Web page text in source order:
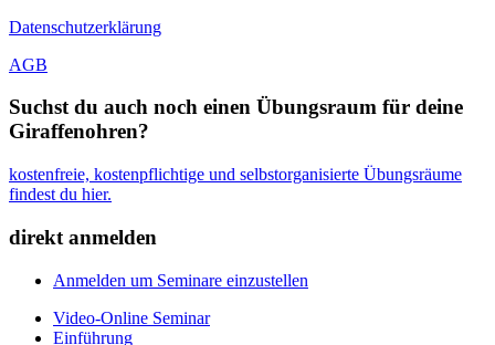
Datenschutzerklärung
AGB
Suchst du auch noch einen Übungsraum für deine
Giraffenohren?
kostenfreie, kostenpflichtige und selbstorganisierte Übungsräume
findest du hier.
direkt anmelden
Anmelden um Seminare einzustellen
Video-Online Seminar
Einführung